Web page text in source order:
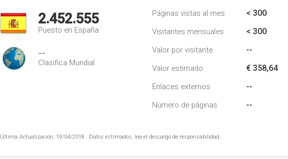
2.452.555
Puesto en España
--
Clasifica Mundial
Páginas vistas al mes < 300
Visitantes mensuales < 300
Valor por visitante --
Valor estimado € 358,64
Enlaces externos --
Número de páginas --
Última Actualización: 19/04/2018 . Datos estimados, lea el descargo de responsabilidad.